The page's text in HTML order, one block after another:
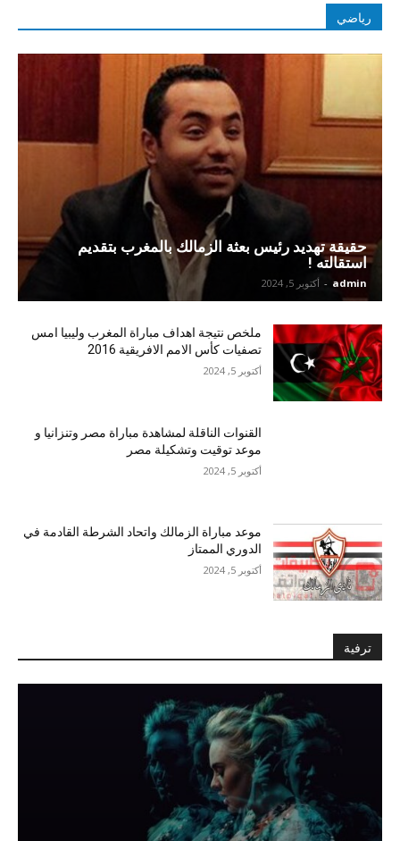
رياضي
حقيقة تهديد رئيس بعثة الزمالك بالمغرب بتقديم
استقالته !
admin
- أكتوبر 5, 2024
ملخص نتيجة اهداف مباراة المغرب وليبيا امس
تصفيات كأس الامم الافريقية 2016
أكتوبر 5, 2024
القنوات الناقلة لمشاهدة مباراة مصر وتنزانيا و
موعد توقيت وتشكيلة مصر
أكتوبر 5, 2024
موعد مباراة الزمالك واتحاد الشرطة القادمة في
الدوري الممتاز
أكتوبر 5, 2024
ترفية